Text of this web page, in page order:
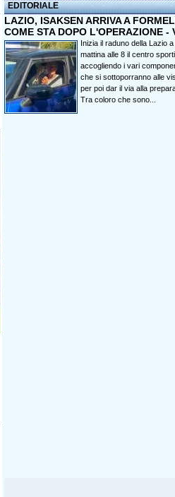
EDITORIALE
LAZIO, ISAKSEN ARRIVA A
COME STA DOPO L'OPERAZIONE -
Inizia il raduno della Lazio
mattina alle 8 il centro
accogliendo i vari
che si sottoporranno alle
per poi dar il via alla
Tra coloro che sono...